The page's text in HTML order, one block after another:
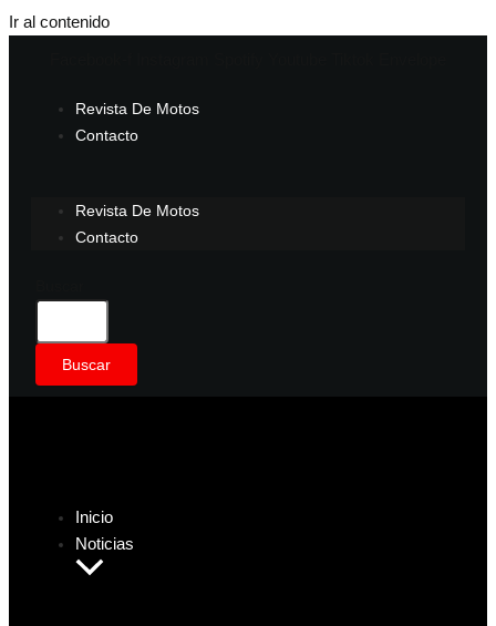
Ir al contenido
Revista De Motos
Contacto
Revista De Motos
Contacto
Buscar
Inicio
Noticias